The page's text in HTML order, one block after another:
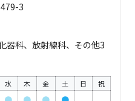
3
器科、放射線科、その他3
水 木 金 土 日 祝